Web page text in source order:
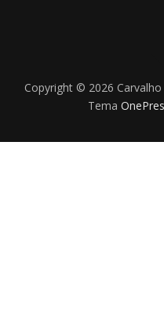
Copyright © 2026
Tema